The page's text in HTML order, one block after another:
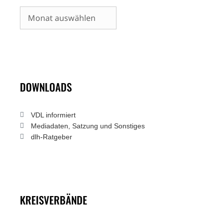
Archiv
DOWNLOADS
VDL informiert
Mediadaten, Satzung und Sonstiges
dlh-Ratgeber
KREISVERBÄNDE